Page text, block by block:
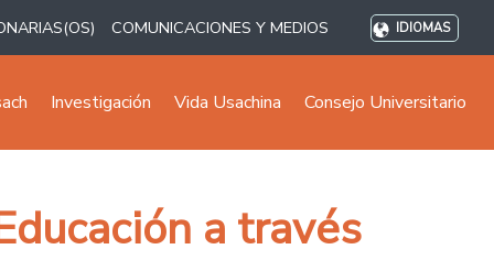
COMUNICACIONES Y MEDIOS IDIOMAS
Investigación Vida Usachina Consejo Universitario
a través